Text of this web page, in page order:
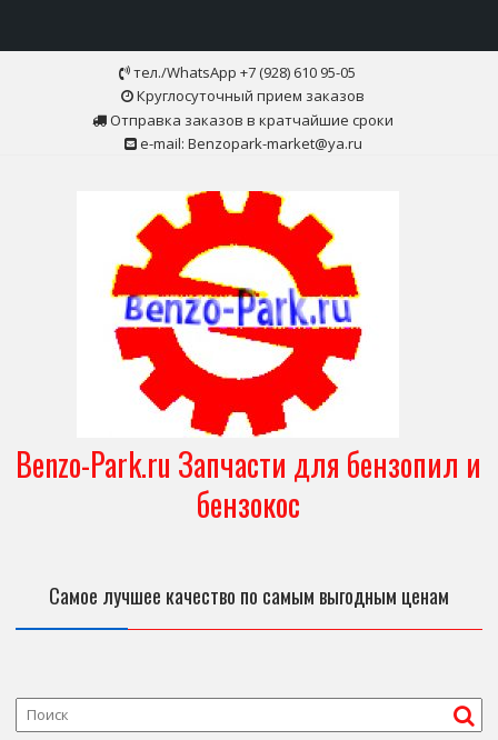
тел./WhatsApp +7 (928) 610 95-05
Круглосуточный прием заказов
Отправка заказов в кратчайшие сроки
e-mail: Benzopark-market@ya.ru
Benzo-Park.ru Запчасти для бензопил и
бензокос
Самое лучшее качество по самым выгодным ценам